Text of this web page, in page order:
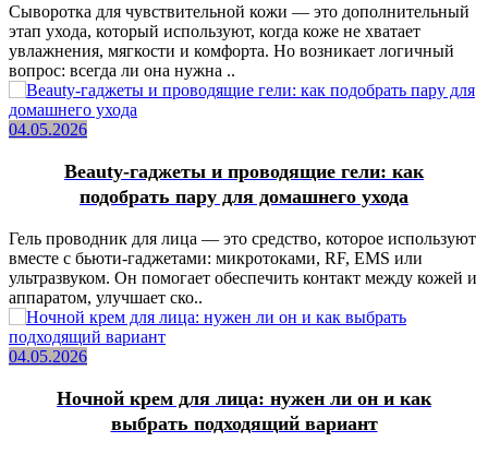
Сыворотка для чувствительной кожи — это дополнительный
этап ухода, который используют, когда коже не хватает
увлажнения, мягкости и комфорта. Но возникает логичный
вопрос: всегда ли она нужна ..
04.05.2026
Beauty-гаджеты и проводящие гели: как
подобрать пару для домашнего ухода
Гель проводник для лица — это средство, которое используют
вместе с бьюти-гаджетами: микротоками, RF, EMS или
ультразвуком. Он помогает обеспечить контакт между кожей и
аппаратом, улучшает ско..
04.05.2026
Ночной крем для лица: нужен ли он и как
выбрать подходящий вариант